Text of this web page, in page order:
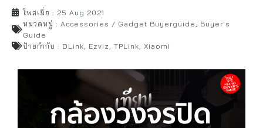
โพสเมื่อ : 25 Aug 2021
หมวดหมู่ : Accessories / Gadget Buyerguide
Buyer's
Guide
ป้ายกำกับ : DLink Ezviz TPLink Xiaomi